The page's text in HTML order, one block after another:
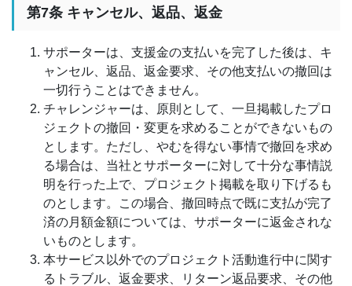
第7条 キャンセル、返品、返金
サポーターは、支援金の支払いを完了した後は、キ
ャンセル、返品、返金要求、その他支払いの撤回は
一切行うことはできません。
チャレンジャーは、原則として、一旦掲載したプロ
ジェクトの撤回・変更を求めることができないもの
とします。ただし、やむを得ない事情で撤回を求め
る場合は、当社とサポーターに対して十分な事情説
明を行った上で、プロジェクト掲載を取り下げるも
のとします。この場合、撤回時点で既に支払が完了
済の月額金額については、サポーターに返金されな
いものとします。
本サービス以外でのプロジェクト活動進行中に関す
るトラブル、返金要求、リターン返品要求、その他